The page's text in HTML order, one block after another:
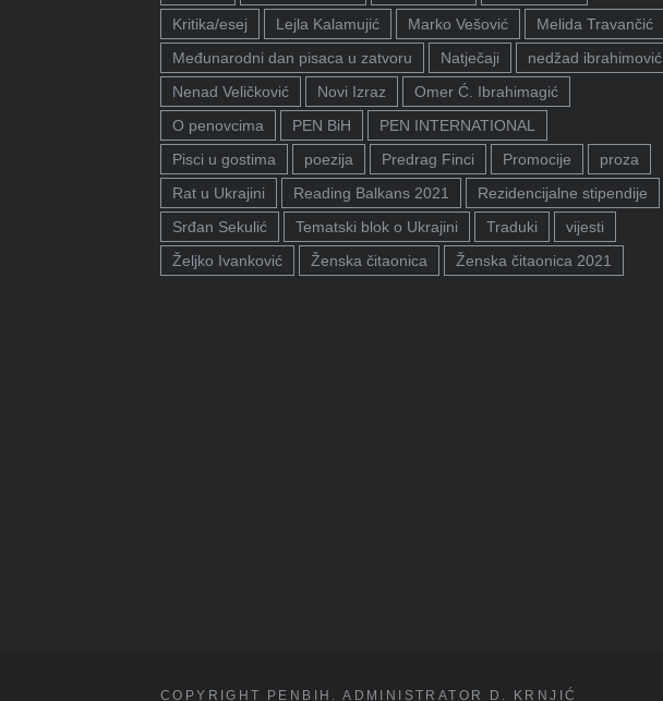
Kritika/esej
Lejla Kalamujić Marko Vešović
Melida Travančić
Međunarodni dan pisaca u zatvoru
Natječaji
nedžad ibrahimović
Nenad Veličković
Novi Izraz
Omer Ć. Ibrahimagić
O penovcima
PEN BiH
PEN INTERNATIONAL
Pisci u gostima
poezija Predrag Finci Promocije
proza
Rat u Ukrajini
Reading Balkans 2021
Rezidencijalne stipendije
Srđan Sekulić
Tematski blok o Ukrajini Traduki
vijesti
Željko Ivanković
Ženska čitaonica Ženska čitaonica 2021
COPYRIGHT PENBIH. ADMINISTRATOR D. KRNJIĆ